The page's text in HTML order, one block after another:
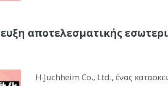
αποτελεσματικής
Η Juchheim Co., Ltd., ένας